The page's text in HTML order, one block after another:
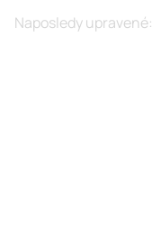
Naposledy upravené: